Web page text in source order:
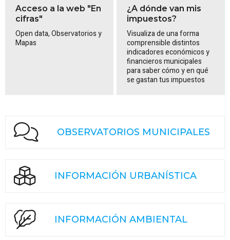
Acceso a la web "En
cifras"
Open data, Observatorios y
Mapas
¿A dónde van mis
impuestos?
Visualiza de una forma
comprensible distintos
indicadores económicos y
financieros municipales
para saber cómo y en qué
se gastan tus impuestos
OBSERVATORIOS MUNICIPALES
INFORMACIÓN URBANÍSTICA
INFORMACIÓN AMBIENTAL